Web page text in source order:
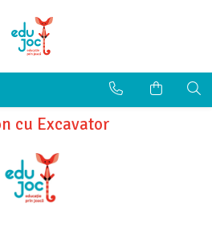
cu Excavator